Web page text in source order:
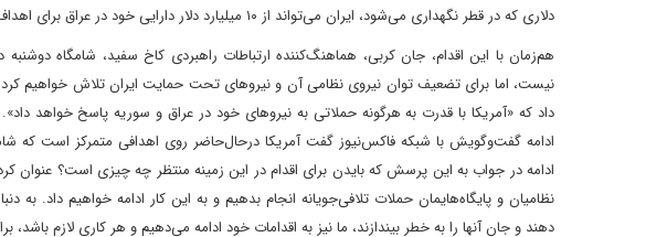
دلاری که در قطر نگهداری می‌شود، ایران می‌تواند از ۱۰ میلیارد دلار دارایی خود در عراق برای اهداف غیرتحریمی استفاده کند.
هم‌زمان با این اقدام، جان کربی، هماهنگ‌کننده ارتباطات راهبردی کاخ سفید، شامگاه
نیست، اما برای تضعیف توان نیروی نظامی آن و نیروهای تحت حمایت ایران تلاش خواهیم
داد که «آمریکا با قدرت به هرگونه حملاتی به نیروهای خود در عراق و سوریه پاسخ خواهد
ادامه گفت‌وگویش با شبکه فاکس‌نیوز گفت آمریکا در‌حال‌حاضر روی اهدافی متمرکز است که‌
ادامه در جواب به این پرسش که بایدن برای اقدام در این زمینه منتظر چه چیزی است؟ عنوان
نظامیان و پایگاه‌هایمان حملات تلافی‌جویانه انجام بدهیم و به این کار ادامه خواهیم داد. به
دهند و جان آنها را به خطر بیندازند، ما نیز به اقدامات خود ادامه می‌دهیم و هر کاری لازم باشد،